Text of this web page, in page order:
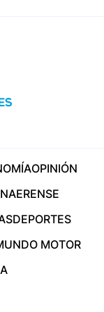
OPINIÓN
DEPORTES
MOTOR